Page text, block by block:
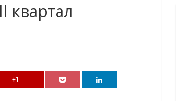
квартал
+1